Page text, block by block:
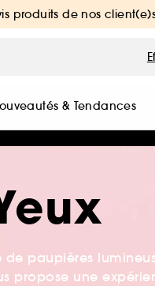
produits de nos
& Tendances
paupières
propose une